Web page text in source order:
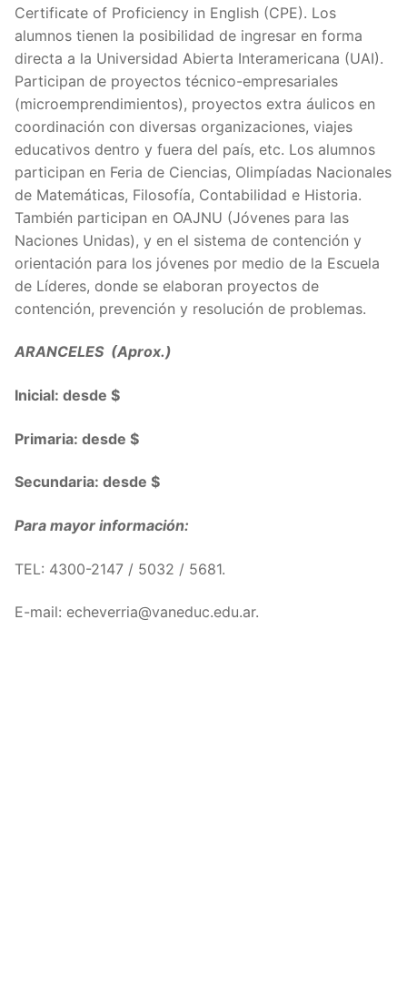
Certificate of Proficiency in English (CPE). Los
alumnos tienen la posibilidad de ingresar en forma
directa a la Universidad Abierta Interamericana (UAI).
Participan de proyectos técnico-empresariales
(microemprendimientos), proyectos extra áulicos en
coordinación con diversas organizaciones, viajes
educativos dentro y fuera del país, etc. Los alumnos
participan en Feria de Ciencias, Olimpíadas Nacionales
de Matemáticas, Filosofía, Contabilidad e Historia.
También participan en OAJNU (Jóvenes para las
Naciones Unidas), y en el sistema de contención y
orientación para los jóvenes por medio de la Escuela
de Líderes, donde se elaboran proyectos de
contención, prevención y resolución de problemas.
ARANCELES (Aprox.)
Inicial: desde $
Primaria: desde $
Secundaria: desde $
Para mayor información:
TEL: 4300-2147 / 5032 / 5681.
E-mail: echeverria@vaneduc.edu.ar.